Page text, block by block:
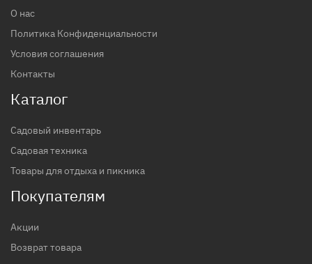
О нас
Политика Конфиденциальности
Условия соглашения
Контакты
Каталог
Садовый инвентарь
Садовая техника
Товары для отдыха и пикника
Покупателям
Акции
Возврат товара